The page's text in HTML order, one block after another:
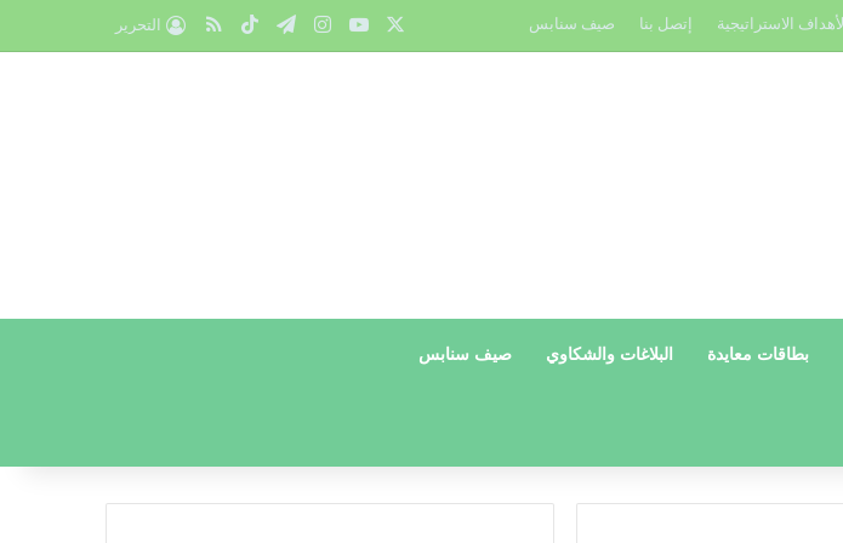
الأهداف الاستراتيجية إتصل بنا صيف سنابس يوتيوبانستقرام
تيلقرام‫TikTokملخص الموقع RSS
التحرير
بطاقات معايدة البلاغات والشكاوي صيف سنابس